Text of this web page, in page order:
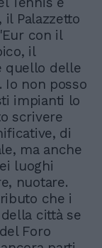
Palazzetto
con il
il
quello delle
Io non posso
impianti lo
scrivere
di
ma anche
luoghi
nuotare.
che i
città se
Foro